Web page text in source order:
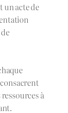
un acte de
à